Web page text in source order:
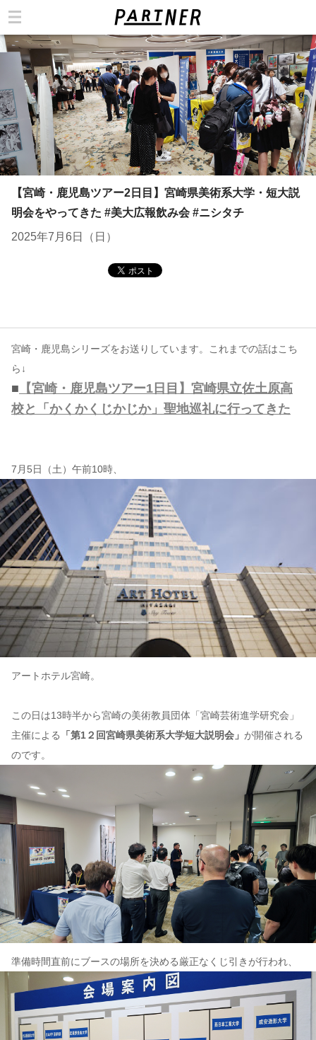
【宮崎・鹿児島ツアー2日目】宮崎県美術系大学・短大説
明会をやってきた #美大広報飲み会 #ニシタチ
2025年7月6日（日）
宮崎・鹿児島シリーズをお送りしています。これまでの話はこち
ら↓
■ 【宮崎・鹿児島ツアー1日目】宮崎県立佐土原高
校と「かくかくじかじか」聖地巡礼に行ってきた
7月5日（土）午前10時、
アートホテル宮崎。
この日は13時半から宮崎の美術教員団体「宮崎芸術進学研究会」
主催による
「第1２回宮崎県美術系大学短大説明会」 が開催される
のです。
準備時間直前にブースの場所を決める厳正なくじ引きが行われ、
カテゴリ
コンテンツ
このサイトについて